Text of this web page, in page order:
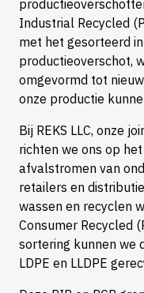
Industrial Recycled
met het gesorteerd
productieoverschot,
omgevormd tot
onze productie
Bij REKS LLC, onze
richten we ons op
afvalstromen van
retailers en
wassen en recyclen
Consumer Recycled
sortering kunnen we
LDPE en LLDPE